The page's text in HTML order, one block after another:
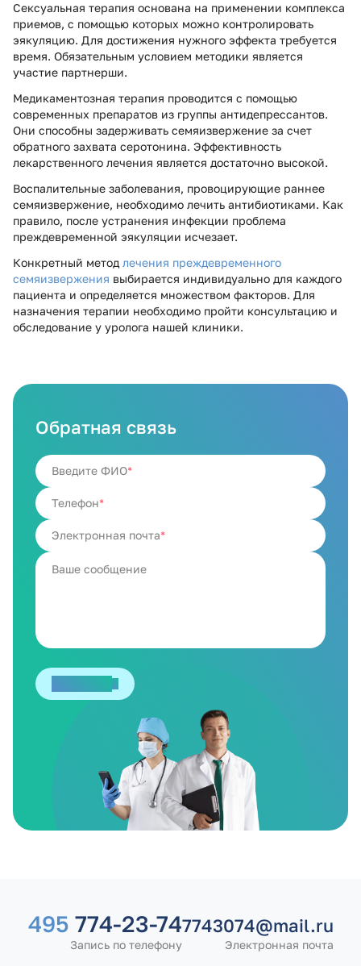
Сексуальная терапия основана на применении комплекса
приемов, с помощью которых можно контролировать
эякуляцию. Для достижения нужного эффекта требуется
время. Обязательным условием методики является
участие партнерши.
Медикаментозная терапия проводится с помощью
современных препаратов из группы антидепрессантов.
Они способны задерживать семяизвержение за счет
обратного захвата серотонина. Эффективность
лекарственного лечения является достаточно высокой.
Воспалительные заболевания, провоцирующие раннее
семяизвержение, необходимо лечить антибиотиками. Как
правило, после устранения инфекции проблема
преждевременной эякуляции исчезает.
Конкретный метод лечения преждевременного
семяизвержения выбирается индивидуально для каждого
пациента и определяется множеством факторов. Для
назначения терапии необходимо пройти консультацию и
обследование у уролога нашей клиники.
Обратная связь
Введите ФИО
Телефон
Электронная почта
495 774-23-74
Запись по телефону
7743074@mail.ru
Электронная почта